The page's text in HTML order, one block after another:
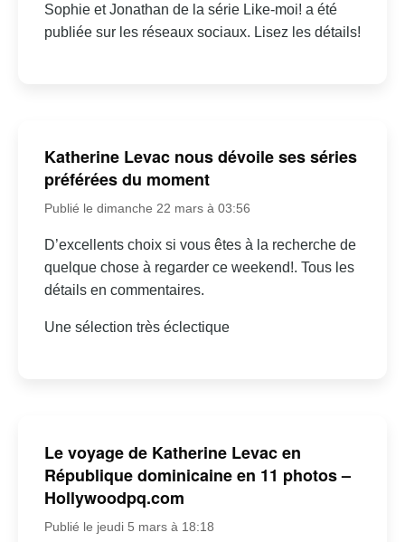
Sophie et Jonathan de la série Like-moi! a été
publiée sur les réseaux sociaux. Lisez les détails!
Katherine Levac nous dévoile ses séries
préférées du moment
Publié le dimanche 22 mars à 03:56
D’excellents choix si vous êtes à la recherche de
quelque chose à regarder ce weekend!. Tous les
détails en commentaires.
Une sélection très éclectique
Le voyage de Katherine Levac en
République dominicaine en 11 photos –
Hollywoodpq.com
Publié le jeudi 5 mars à 18:18